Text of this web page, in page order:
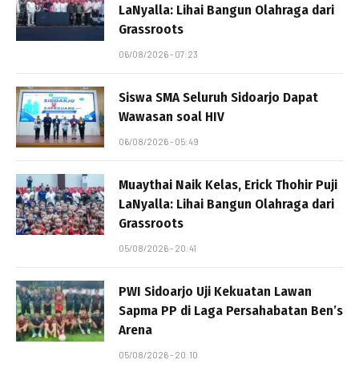
LaNyalla: Lihai Bangun Olahraga dari
Grassroots
06/08/2026 - 07:23
Siswa SMA Seluruh Sidoarjo Dapat
Wawasan soal HIV
06/08/2026 - 05:49
Muaythai Naik Kelas, Erick Thohir Puji
LaNyalla: Lihai Bangun Olahraga dari
Grassroots
05/08/2026 - 20:41
PWI Sidoarjo Uji Kekuatan Lawan
Sapma PP di Laga Persahabatan Ben’s
Arena
05/08/2026 - 20:10